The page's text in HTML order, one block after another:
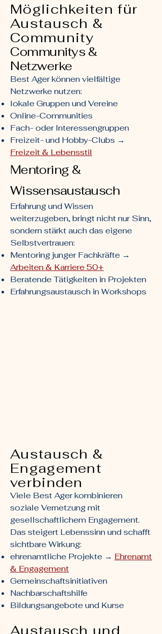
Möglichkeiten für
Austausch &
Community
Communitys &
Netzwerke
Best Ager können vielfältige
Netzwerke nutzen:
lokale Gruppen und Vereine
Online-Communities
Fach- oder Interessengruppen
Freizeit- und Hobby-Clubs →
Freizeit & Lebensstil
Mentoring &
Wissensaustausch
Erfahrung und Wissen
weiterzugeben, bringt nicht nur Sinn,
sondern stärkt auch das eigene
Selbstvertrauen:
Mentoring junger Fachkräfte →
Arbeiten & Karriere 50+
Beratende Tätigkeiten in Projekten
Erfahrungsaustausch in Workshops
Austausch &
Engagement
verbinden
Viele Best Ager kombinieren
soziale Vernetzung mit
gesellschaftlichem Engagement.
Das steigert Lebenssinn und schafft
sichtbare Wirkung:
ehrenamtliche Projekte → Ehrenamt
& Engagement
Gemeinschaftsinitiativen
Nachbarschaftshilfe
Bildungsangebote und Kurse
Austausch und